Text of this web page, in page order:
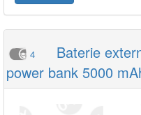
4
Baterie
power bank 5000